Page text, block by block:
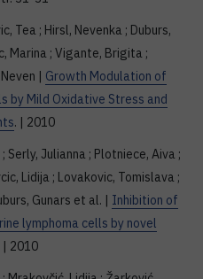
Tea ; Hirsl, Nevenka ; Duburs,
Marina ; Vigante, Brigita ;
| Growth Modulation of
by Mild Oxidative Stress and
. | 2010
Serly, Julianna ; Plotniece, Aiva ;
Lidija ; Lovakovic, Tomislava ;
Gunars et al. | Inhibition of
lymphoma cells by novel
| 2010